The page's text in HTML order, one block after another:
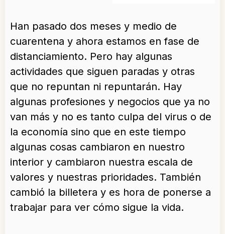
Han pasado dos meses y medio de
cuarentena y ahora estamos en fase de
distanciamiento. Pero hay algunas
actividades que siguen paradas y otras
que no repuntan ni repuntarán. Hay
algunas profesiones y negocios que ya no
van más y no es tanto culpa del virus o de
la economía sino que en este tiempo
algunas cosas cambiaron en nuestro
interior y cambiaron nuestra escala de
valores y nuestras prioridades. También
cambió la billetera y es hora de ponerse a
trabajar para ver cómo sigue la vida.